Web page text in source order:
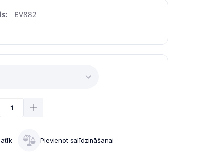
BV882
Pievienot salīdzināšanai